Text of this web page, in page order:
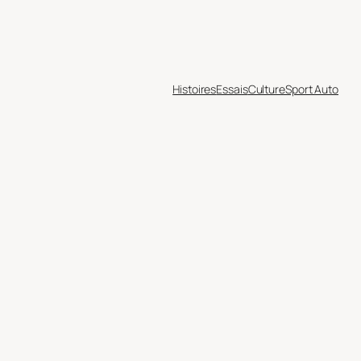
HistoiresEssaisCultureSport Auto